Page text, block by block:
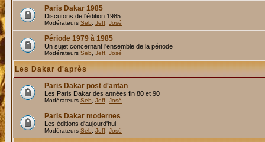
Paris Dakar 1985
Discutons de l'édition 1985
Modérateurs Seb Jeff José
Période 1979 à 1985
Un sujet concernant l'ensemble de la période
Modérateurs Seb Jeff José
Les Dakar d'après
Paris Dakar post d'antan
Les Paris Dakar des années fin 80 et 90
Modérateurs Seb Jeff José
Paris Dakar modernes
Les éditions d'aujourd'hui
Modérateurs Seb Jeff José